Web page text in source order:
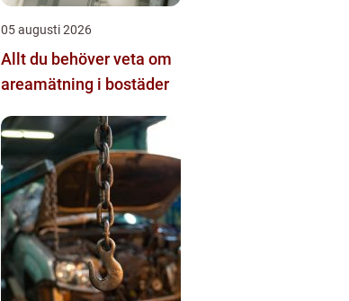
05 augusti 2026
Allt du behöver veta om
areamätning i bostäder